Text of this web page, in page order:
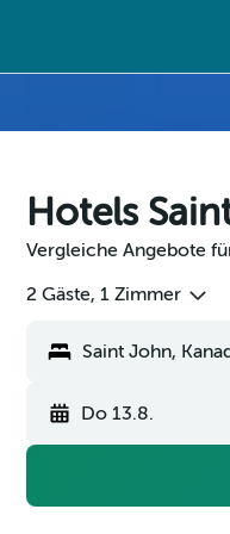
Hotels
Vergleiche Angebote
2 Gäste, 1 Zimmer
Saint John,
Do 13.8.